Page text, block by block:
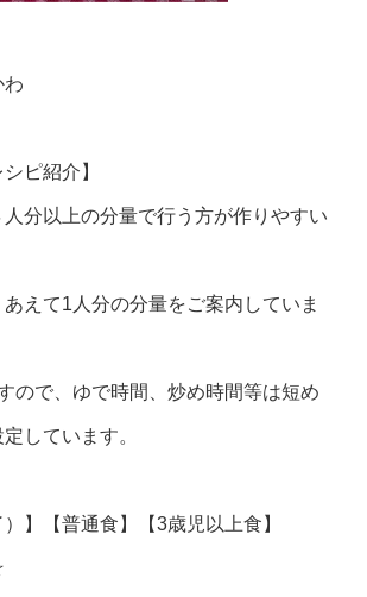
わ
ピ紹介】
分以上の分量で行う方が作りやすい
えて1人分の分量をご案内していま
ので、ゆで時間、炒め時間等は短め
しています。
）】【普通食】【3歳児以上食】